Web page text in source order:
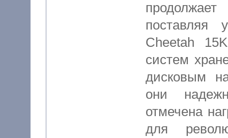
поставляя
Cheetah
систем
дисковым
они
отмечена
для